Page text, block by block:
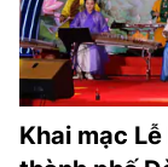
Khai mạc